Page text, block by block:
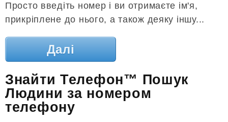
Просто введіть номер і ви отримаєте ім'я,
прикріплене до нього, а також деяку іншу...
Далі
Знайти Телефон™ Пошук
Людини за номером
телефону